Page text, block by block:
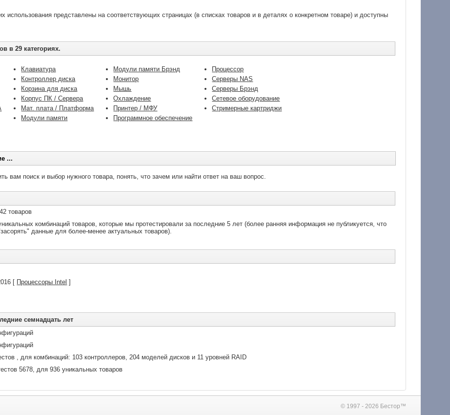
представлены на соответствующих страницах (в списках товаров и в деталях о конкретном товаре) и доступны
в 29 категориях.
Клавиатура
Контроллер диска
Корзина для диска
Корпус ПК / Сервера
Мат. плата / Платформа
Модули памяти
Модули памяти Брэнд
Монитор
Мышь
Охлаждение
Принтер / МФУ
Программное обеспечение
Процессор
Серверы NAS
Серверы Брэнд
Сетевое оборудование
Стримерные картриджи
...
вам поиск и выбор нужного товара, понять, что зачем или найти ответ на ваш вопрос.
товаров
комбинаций товаров, которые мы протестировали за последние 5 лет (более ранняя информация не публикуется, что
данные для более-менее актуальных товаров).
[ Процессоры Intel ]
семнадцать лет
, для комбинаций: 103 контроллеров, 204 моделей дисков и 11 уровней RAID
5678, для 936 уникальных товаров
© 1997 - 2026 Бестор™